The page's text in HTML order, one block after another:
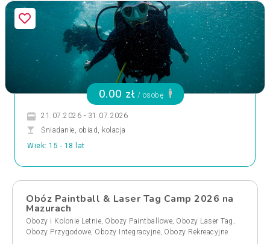
0.00 zł / osobę
21.07.2026 - 31.07.2026
Śniadanie, obiad, kolacja
Wiek: 15 - 18 lat
Obóz Paintball & Laser Tag Camp 2026 na
Mazurach
Obozy i Kolonie Letnie, Obozy Paintballowe, Obozy Laser Tag ,
Obozy Przygodowe, Obozy Integracyjne, Obozy Rekreacyjne